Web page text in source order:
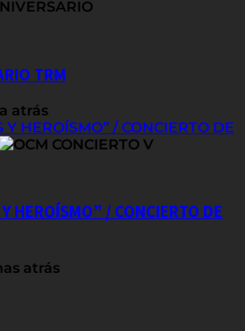
TRM
atrás
HEROÍSMO” / CONCIERTO DE
HEROÍSMO” / CONCIERTO DE
atrás